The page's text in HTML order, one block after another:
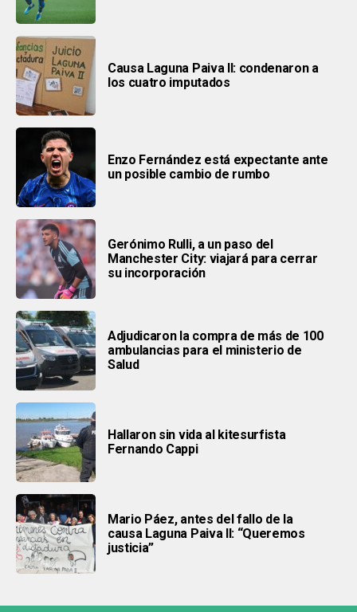
Causa Laguna Paiva II: condenaron a
los cuatro imputados
Enzo Fernández está expectante ante
un posible cambio de rumbo
Gerónimo Rulli, a un paso del
Manchester City: viajará para cerrar
su incorporación
Adjudicaron la compra de más de 100
ambulancias para el ministerio de
Salud
Hallaron sin vida al kitesurfista
Fernando Cappi
Mario Páez, antes del fallo de la
causa Laguna Paiva II: “Queremos
justicia”